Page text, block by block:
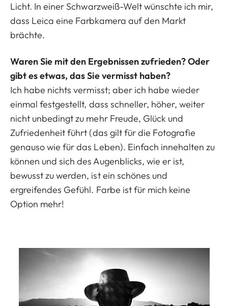
Licht. In einer Schwarzweiß-Welt wünschte ich mir,
dass Leica eine Farbkamera auf den Markt
brächte.
Waren Sie mit den Ergebnissen zufrieden? Oder
gibt es etwas, das Sie vermisst haben?
Ich habe nichts vermisst; aber ich habe wieder
einmal festgestellt, dass schneller, höher, weiter
nicht unbedingt zu mehr Freude, Glück und
Zufriedenheit führt (das gilt für die Fotografie
genauso wie für das Leben). Einfach innehalten zu
können und sich des Augenblicks, wie er ist,
bewusst zu werden, ist ein schönes und
ergreifendes Gefühl. Farbe ist für mich keine
Option mehr!